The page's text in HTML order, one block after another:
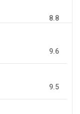
8.8
9.6
9.5